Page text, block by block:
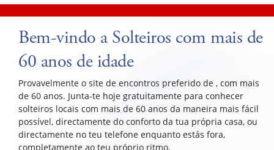
Bem-vindo a Solteiros com mais de
60 anos de idade
Provavelmente o site de encontros preferido de , com mais
de 60 anos. Junta-te hoje gratuitamente para conhecer
solteiros locais com mais de 60 anos da maneira mais fácil
possível, directamente do conforto da tua própria casa, ou
directamente no teu telefone enquanto estás fora,
completamente ao teu próprio ritmo.